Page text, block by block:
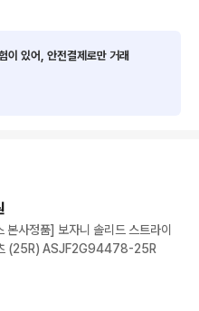
니다
에 받으신 날 바로 말씀해주
이 있어, 안전결제로만 거래
본사정품] 보자니 솔리드 스트라이
(25R) ASJF2G94478-25R